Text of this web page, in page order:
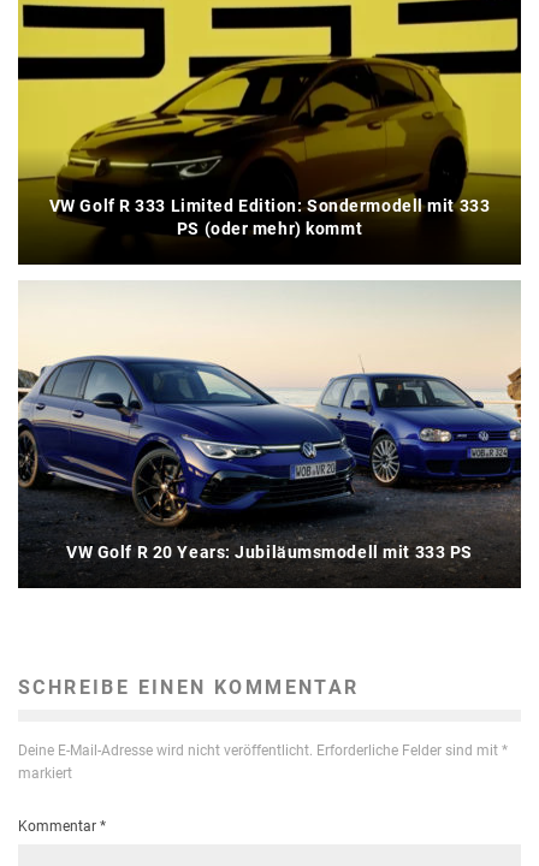
VW Golf R 333 Limited Edition: Sondermodell mit 333
PS (oder mehr) kommt
VW Golf R 20 Years: Jubiläumsmodell mit 333 PS
SCHREIBE EINEN KOMMENTAR
Deine E-Mail-Adresse wird nicht veröffentlicht. Erforderliche Felder sind mit *
markiert
Kommentar *